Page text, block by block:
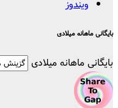
ویندوز
بایگانی ماهانه میلادی
بایگانی ماهانه میلادی